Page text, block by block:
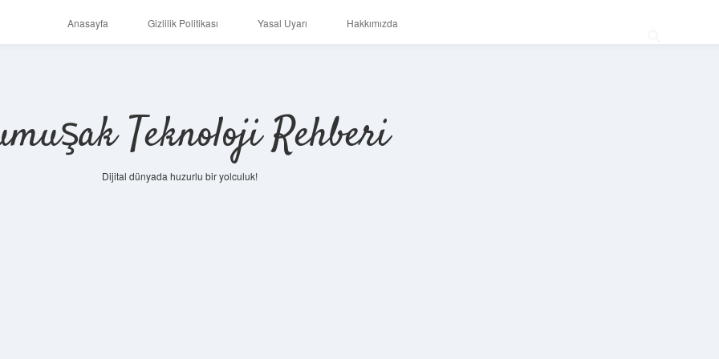
Anasayfa Gizlilik Politikası Yasal Uyarı Hakkımızda
Teknoloji Rehberi
Dijital dünyada huzurlu bir yolculuk!